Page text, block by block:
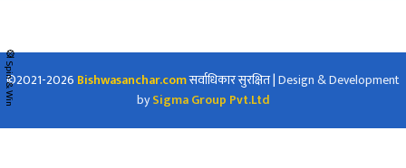
©2021-2026 Bishwasanchar.comसर्वाधिकार सुरक्षित|Design & Development
bySigma Group Pvt.Ltd
🎡 Spin & Win